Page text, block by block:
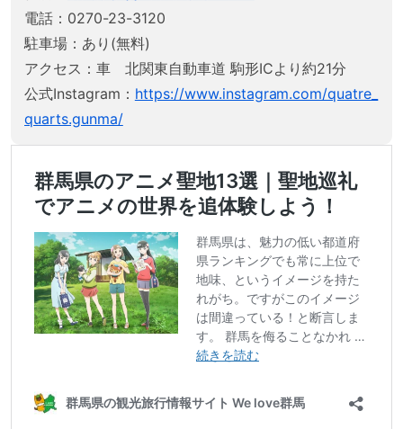
電話：0270-23-3120
駐車場：あり(無料)
アクセス：車 北関東自動車道 駒形ICより約21分
公式Instagram： https://www.instagram.com/quatre_
quarts.gunma/